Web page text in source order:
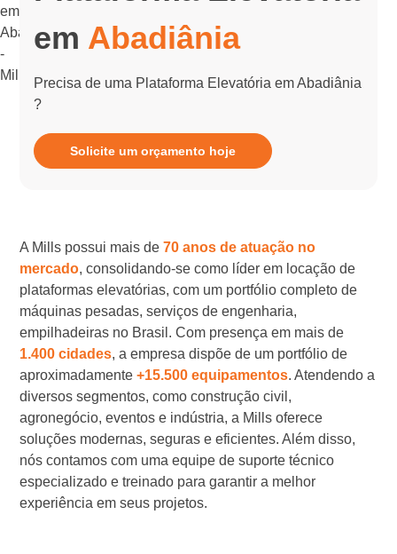
em Abadiânia
Precisa de uma Plataforma Elevatória em Abadiânia
?
Solicite um orçamento hoje
A Mills possui mais de70 anos de atuação no
mercado, consolidando-se como líder em locação de
plataformas elevatórias, com um portfólio completo de
máquinas pesadas, serviços de engenharia,
empilhadeiras no Brasil. Com presença em mais de
1.400 cidades, a empresa dispõe de um portfólio de
aproximadamente+15.500 equipamentos. Atendendo a
diversos segmentos, como construção civil,
agronegócio, eventos e indústria, a Mills oferece
soluções modernas, seguras e eficientes. Além disso,
nós contamos com uma equipe de suporte técnico
especializado e treinado para garantir a melhor
experiência em seus projetos.